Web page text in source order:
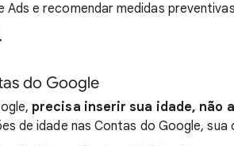
e recomendar medidas
.
do Google
precisa inserir sua idade, não
de idade nas Contas do Google, sua